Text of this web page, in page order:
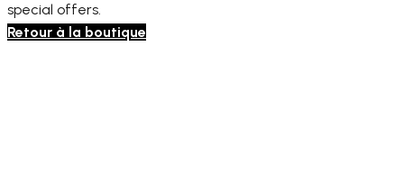
special offers.
Retour à la boutique